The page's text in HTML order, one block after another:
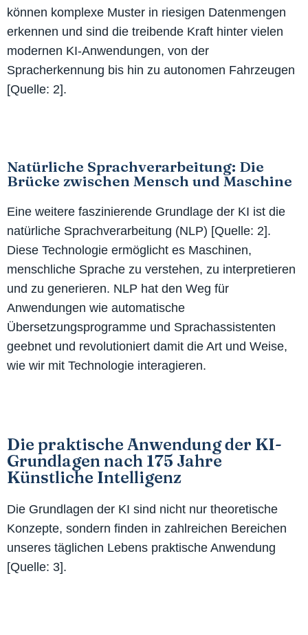
können komplexe Muster in riesigen Datenmengen
erkennen und sind die treibende Kraft hinter vielen
modernen KI-Anwendungen, von der
Spracherkennung bis hin zu autonomen Fahrzeugen
[Quelle: 2].
Natürliche Sprachverarbeitung: Die
Brücke zwischen Mensch und Maschine
Eine weitere faszinierende Grundlage der KI ist die
natürliche Sprachverarbeitung (NLP) [Quelle: 2].
Diese Technologie ermöglicht es Maschinen,
menschliche Sprache zu verstehen, zu interpretieren
und zu generieren. NLP hat den Weg für
Anwendungen wie automatische
Übersetzungsprogramme und Sprachassistenten
geebnet und revolutioniert damit die Art und Weise,
wie wir mit Technologie interagieren.
Die praktische Anwendung der KI-
Grundlagen nach 175 Jahre
Künstliche Intelligenz
Die Grundlagen der KI sind nicht nur theoretische
Konzepte, sondern finden in zahlreichen Bereichen
unseres täglichen Lebens praktische Anwendung
[Quelle: 3].